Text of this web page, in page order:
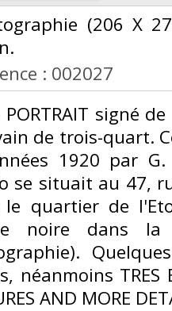
(206 X
: 002027
PORTRAIT signé
de trois-quart.
1920 par
se situait au 47,
le quartier de
noire dans
néanmoins TRES
AND MORE